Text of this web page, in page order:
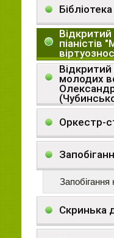
Бібліотека
Відкритий
піаністів
Відкритий
молодих
Оркестр-
Запобігання
Скринька